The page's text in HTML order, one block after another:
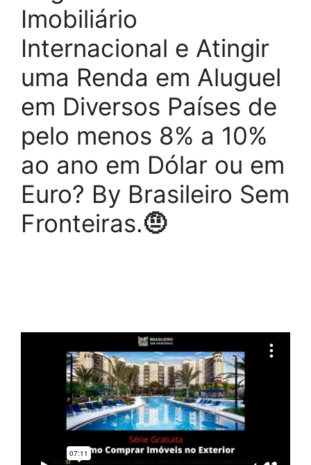
Imobiliário
Internacional e Atingir
uma Renda em Aluguel
em Diversos Países de
pelo menos 8% a 10%
ao ano em Dólar ou em
Euro? By Brasileiro Sem
Fronteiras.🤨